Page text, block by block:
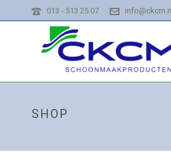
013 - 513 25 07 info@ckcm.nl
SHOP